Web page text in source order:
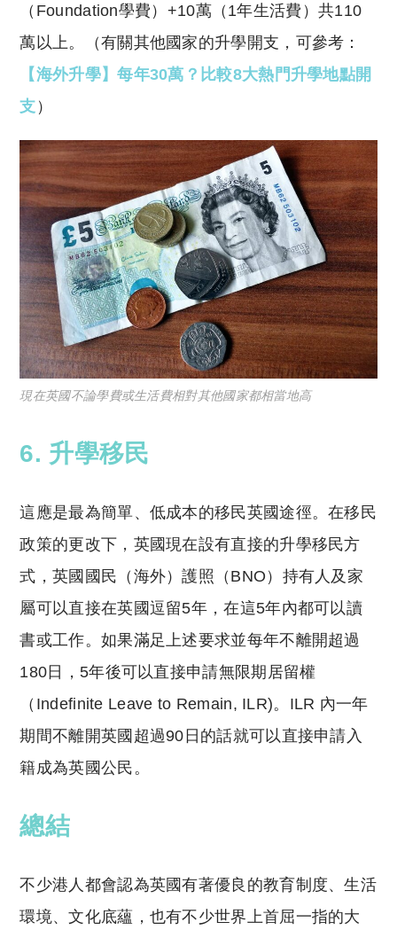
（ Foundation學費） +10萬（ 1年生活費）共110
萬以上。（有關其他國家的升學開支，可參考：
【海外升學】每年30萬？比較8大熱門升學地點開
支 ）
現在英國不論學費或生活費相對其他國家都相當地高
6. 升學移民
這應是最為簡單、低成本的移民英國途徑。在移民
政策的更改下，英國現在設有直接的升學移民方
式，英國國民（海外）護照（BNO）持有人及家
屬可以直接在英國逗留5年，在這5年內都可以讀
書或工作。如果滿足上述要求並每年不離開超過
180日，5年後可以直接申請無限期居留權
（Indefinite Leave to Remain, ILR)。ILR 內一年
期間不離開英國超過90日的話就可以直接申請入
籍成為英國公民。
總結
不少港人都會認為英國有著優良的教育制度、生活
環境、文化底蘊，也有不少世界上首屈一指的大